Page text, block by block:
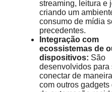
streaming, leitura e
criando um
consumo de mídia
precedentes.
Integração com
ecossistemas de
dispositivos: São
desenvolvidos para
conectar de
com outros gadgets